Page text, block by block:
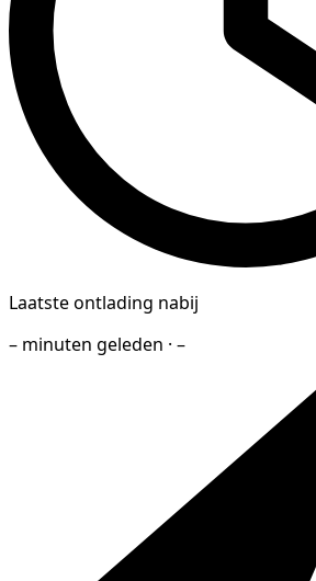
Laatste ontlading nabij
– minuten geleden · –